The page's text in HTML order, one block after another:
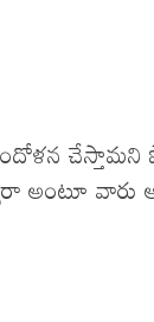
చేస్తామని
అంటూ